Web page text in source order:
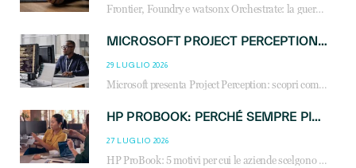
Frontier, Foundry e watsonx Orchestrate: la guerra delle piattaforme AI agent ridisegna il mercato IT. Cosa cambia per reseller, MSP e system integrator.
MICROSOFT PROJECT PERCEPTION: COME GLI AGENTI AI CAMBIERANNO SOC, CYBERSECURITY E SERVIZI MSP
29 LUGLIO 2026
Microsoft presenta Project Perception: scopri come gli agenti AI possono trasformare cybersecurity, SOC e servizi gestiti degli MSP.
HP PROBOOK: PERCHÉ SEMPRE PIÙ AZIENDE SCELGONO NOTEBOOK PROGETTATI PER IL LAVORO MODERNO
27 LUGLIO 2026
HP ProBook: 5 motivi per cui le aziende scelgono i notebook business HP per migliorare produttività, sicurezza e gestione dell’AI.